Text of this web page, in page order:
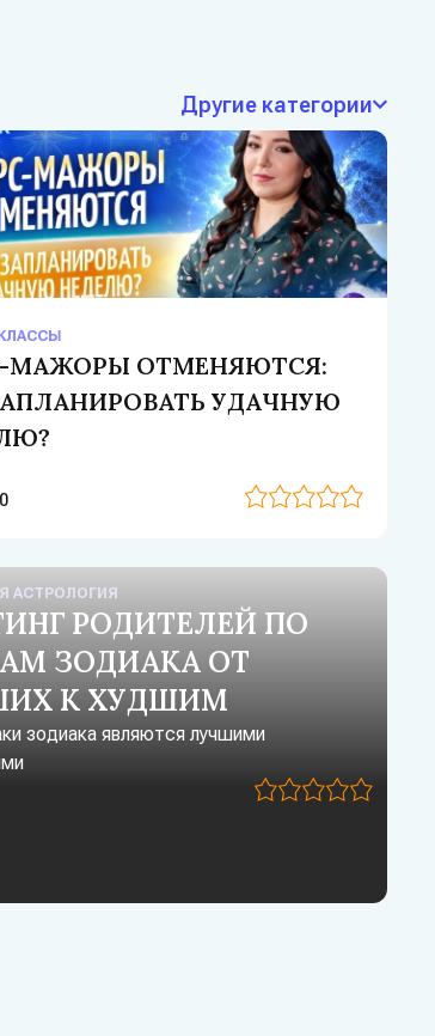
Другие категории
МАЖОРЫ ОТМЕНЯЮТСЯ:
УДАЧНУЮ
АСТРОЛОГИЯ
РОДИТЕЛЕЙ ПО
ЗОДИАКА ОТ
К ХУДШИМ
зодиака являются лучшими